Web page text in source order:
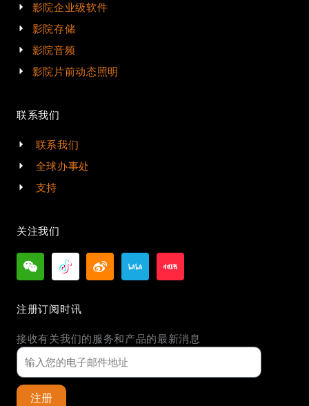
影院企业级软件
影院存储
影院音频
影院片前动态照明
联系我们
联系我们
全球办事处
支持
关注我们
注册订阅时讯
接收有关我们的服务和产品的最新消息
注册